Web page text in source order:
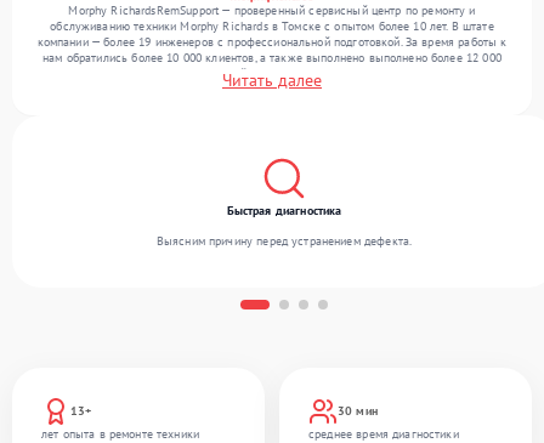
Morphy RichardsRemSupport — проверенный сервисный центр по ремонту и
обслуживанию техники Morphy Richards в Томске с опытом более 10 лет. В штате
компании — более 19 инженеров с профессиональной подготовкой. За время работы к
нам обратились более 10 000 клиентов, а также выполнено выполнено более 12 000
ремонтов. Ежемесячно в сервисный центр поступает свыше 300 единиц техники,
включая , , . Мы выполняем ремонт различного уровня сложности и обеспечиваем
Читать далее
13+
лет опыта в ремонте техники
30 мин
среднее время диагностики
Быстрая диагностика
Выясним причину перед устранением дефекта.